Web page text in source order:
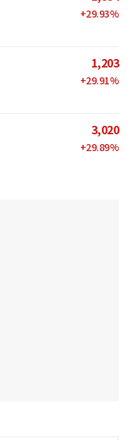
+29.93%
1,203
+29.91%
3,020
+29.89%